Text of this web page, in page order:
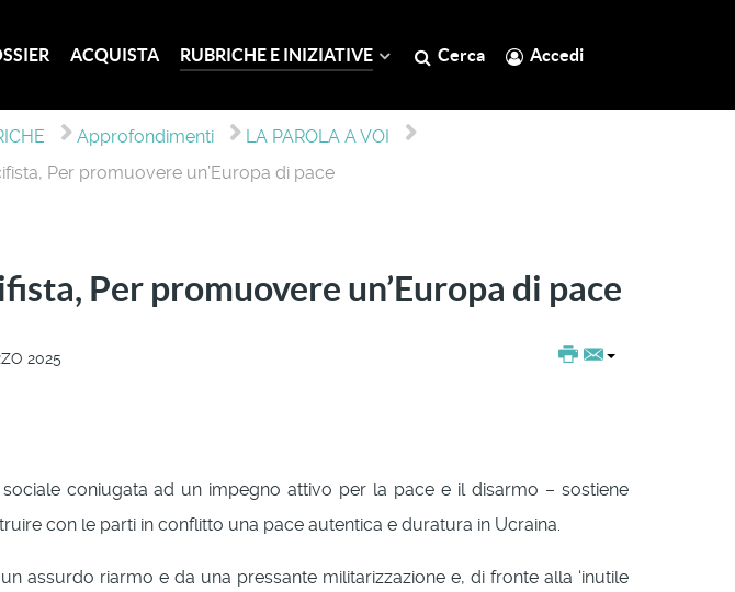
ACQUISTA RUBRICHE E INIZIATIVE Cerca Accedi
Approfondimenti
LA PAROLA A VOI
Per promuovere un’Europa di pace
Per promuovere un’Europa di pace
2025
coniugata ad un impegno attivo per la pace e il disarmo – sostiene
con le parti in conflitto una pace autentica e duratura in Ucraina.
assurdo riarmo e da una pressante militarizzazione e, di fronte alla ‘inutile